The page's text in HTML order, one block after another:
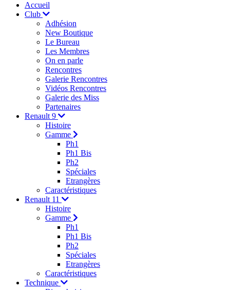
Accueil
Club
Adhésion
New Boutique
Le Bureau
Les Membres
On en parle
Rencontres
Galerie Rencontres
Vidéos Rencontres
Galerie des Miss
Partenaires
Renault 9
Histoire
Gamme
Ph1
Ph1 Bis
Ph2
Spéciales
Etrangères
Caractéristiques
Renault 11
Histoire
Gamme
Ph1
Ph1 Bis
Ph2
Spéciales
Etrangères
Caractéristiques
Technique